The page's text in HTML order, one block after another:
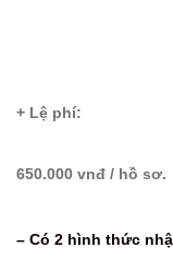
+ Lệ phí:
650.000 vnđ / hồ sơ.
– Có 2 hình thức